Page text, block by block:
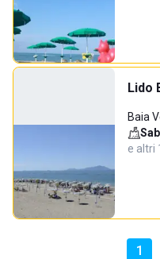
Lido
Baia
e altri
1